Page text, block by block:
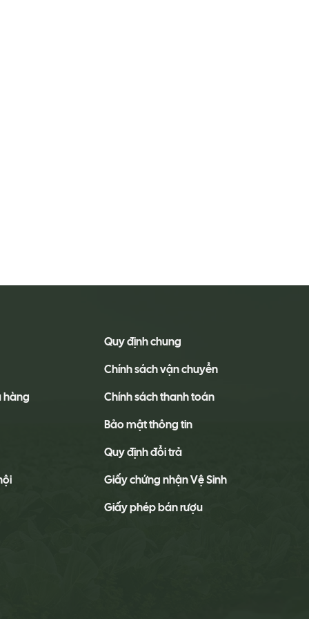
hàng
Quy định chung
Chính sách vận chuyển
Chính sách thanh toán
Bảo mật thông tin
Quy định đổi trả
Giấy chứng nhận Vệ Sinh
Giấy phép bán rượu